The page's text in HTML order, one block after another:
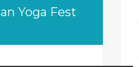
Yoga Fest